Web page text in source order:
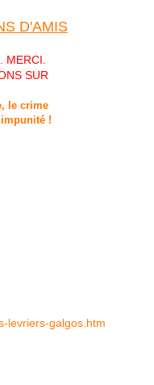
D'AMIS
MERCI.
SUR
levriers-galgos.htm